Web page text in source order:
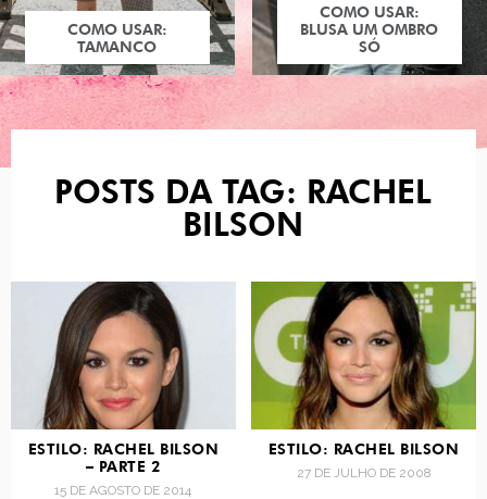
COMO USAR:
TAMANCO
COMO USAR:
BLUSA UM OMBRO
SÓ
POSTS DA TAG: RACHEL
BILSON
ESTILO: RACHEL BILSON
– PARTE 2
15 DE AGOSTO DE 2014
ESTILO: RACHEL BILSON
27 DE JULHO DE 2008